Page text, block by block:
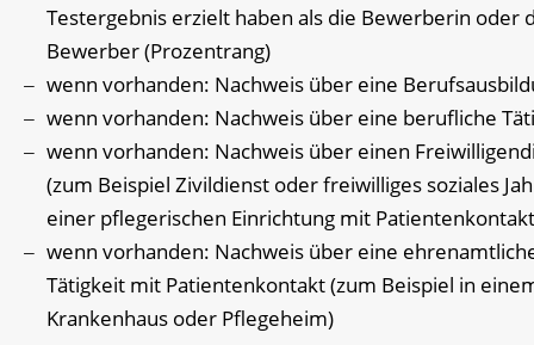
Testergebnis erzielt haben als die Bewerberin oder
Bewerber (Prozentrang)
wenn vorhanden: Nachweis über eine
wenn vorhanden: Nachweis über eine berufliche
wenn vorhanden: Nachweis über einen
(zum Beispiel Zivildienst oder freiwilliges soziales
einer pflegerischen Einrichtung mit
wenn vorhanden: Nachweis über eine
Tätigkeit mit Patientenkontakt (zum Beispiel in
Krankenhaus oder Pflegeheim)